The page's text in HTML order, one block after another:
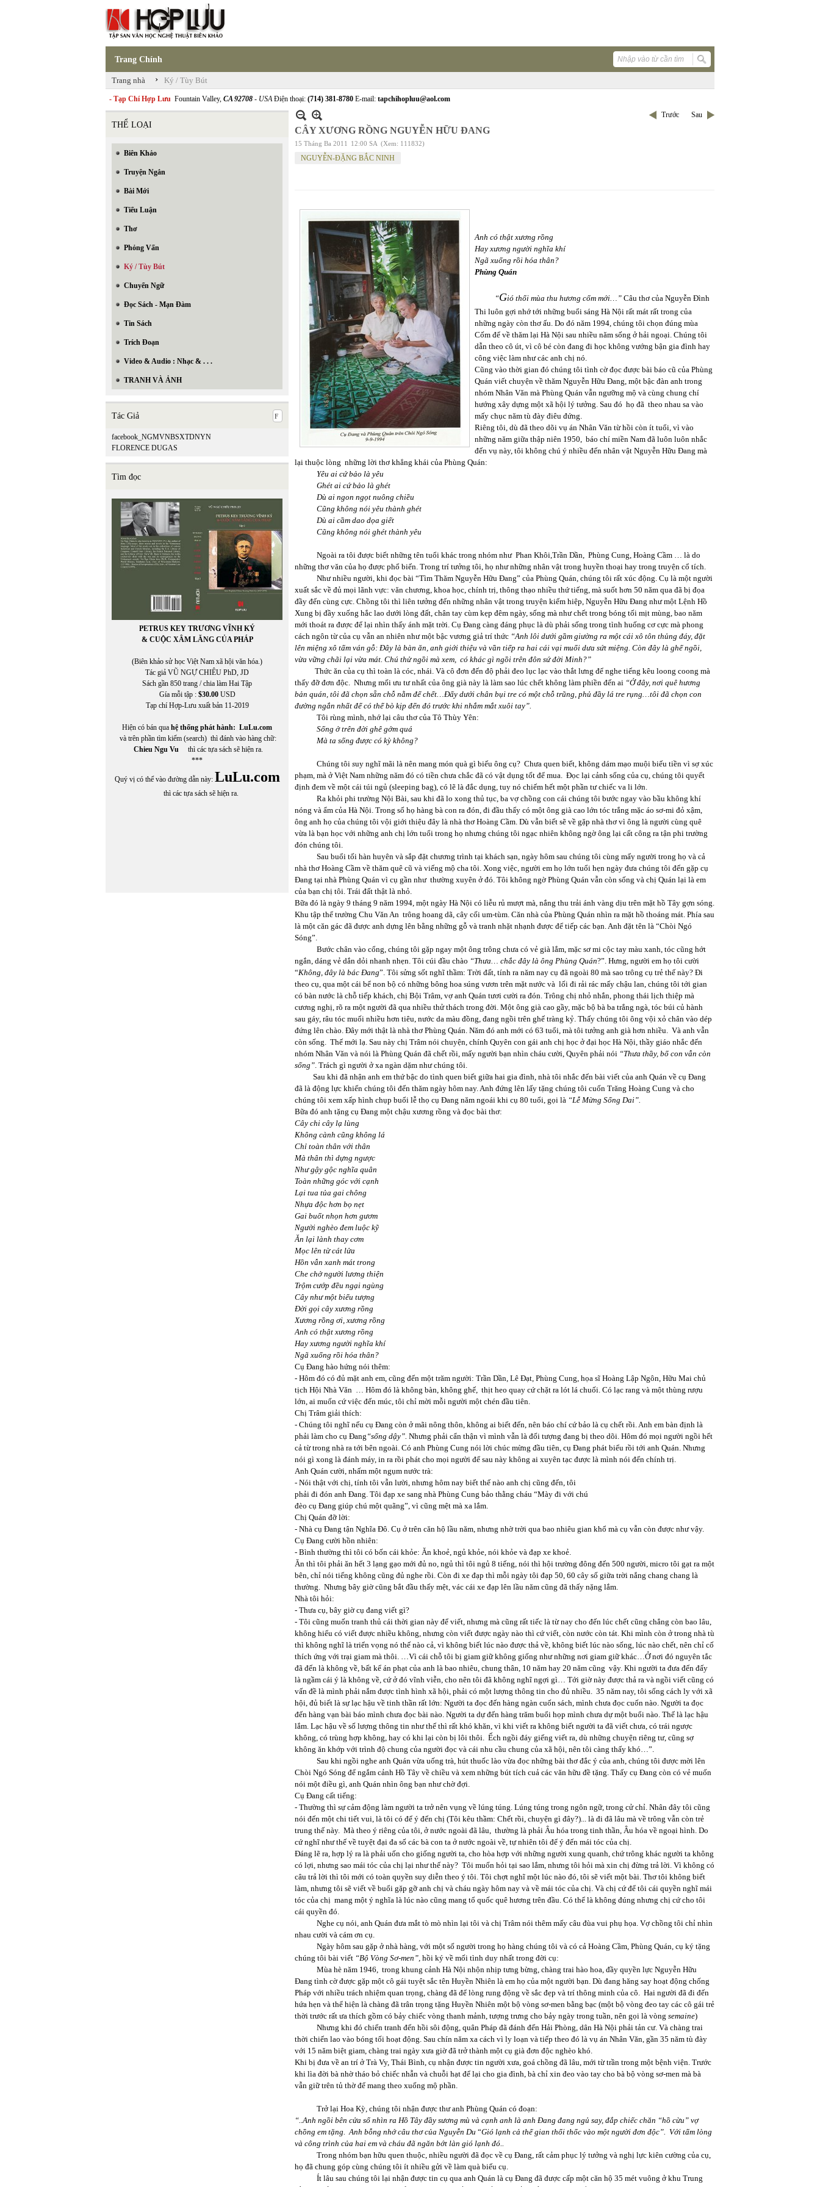
Trang Chính
Trang nhà › Ký / Tùy Bút
- Tạp Chí Hợp Lưu Fountain Valley, CA 92708 - USAĐiện thoại: (714) 381-8780 E-mail: tapchihopluu@aol.com
THỂ LOẠI
Biên Khảo
Truyện Ngắn
Bài Mới
Tiểu Luận
Thơ
Phỏng Vấn
Ký / Tùy Bút
Chuyển Ngữ
Đọc Sách - Mạn Đàm
Tin Sách
Trích Đoạn
Video & Audio : Nhạc & . . .
TRANH VÀ ẢNH
Tác Giả
facebook_NGMVNBSXTDNYN
FLORENCE DUGAS
Tìm đọc
PETRUS KEY TRƯƠNG VĨNH KÝ
& CUỘC XÂM LĂNG CỦA PHÁP
(Biên khảo sử học Việt Nam xã hội văn hóa.)
Tác giả VŨ NGỰ CHIÊU PhD, JD
Sách gần 850 trang / chia làm Hai Tập
Gía mỗi tập : $30.00USD
Tạp chí Hợp-Lưu xuất bản 11-2019
Hiện có bán qua hệ thống phát hành: LuLu.com
và trên phần tìm kiếm (search) thì đánh vào hàng chữ:
Chieu Ngu Vu thì các tựa sách sẽ hiện ra.
***
Quý vị có thể vào đường dẫn này: LuLu.com
thì các tựa sách sẽ hiện ra.
Trước Sau
CÂY XƯƠNG RỒNG NGUYỄN HỮU ĐANG
15 Tháng Ba 2011 12:00 SA (Xem: 111832)
NGUYỄN-ĐẶNG BẮC NINH
Anh có thật xương rồng
Hay xương người nghĩa khí
Ngã xuống rồi hóa thân?
Phùng Quán
“Gió thổi mùa thu hương cốm mới…” Câu thơ của Nguyễn Đình
Thi luôn gợi nhớ tới những buổi sáng Hà Nội rất mát rất trong của
những ngày còn thơ ấu. Do đó năm 1994, chúng tôi chọn đúng mùa
Cốm để về thăm lại Hà Nội sau nhiều năm sống ở hải ngoại. Chúng tôi
dẫn theo cô út, vì cô bé còn đang đi học không vướng bận gia đình hay
công việc làm như các anh chị nó.
Cũng vào thời gian đó chúng tôi tình cờ đọc được bài báo cũ của Phùng
Quán viết chuyện về thăm Nguyễn Hữu Đang, một bậc đàn anh trong
nhóm Nhân Văn mà Phùng Quán vẫn ngưỡng mộ và cùng chung chí
hướng xây dựng một xã hội lý tưởng. Sau đó họ đã theo nhau sa vào
mấy chục năm tù đày điêu đứng.
Riêng tôi, dù đã theo dõi vụ án Nhân Văn từ hồi còn ít tuổi, vì vào
những năm giữa thập niên 1950, báo chí miền Nam đã luôn luôn nhắc
đến vụ này, tôi không chú ý nhiều đến nhân vật Nguyễn Hữu Đang mà
lại thuộc lòng những lời thơ khẳng khái của Phùng Quán:
Yêu ai cứ bảo là yêu
Ghét ai cứ bảo là ghét
Dù ai ngon ngọt nuông chiều
Cũng không nói yêu thành ghét
Dù ai cầm dao dọa giết
Cũng không nói ghét thành yêu
Ngoài ra tôi được biết những tên tuổi khác trong nhóm như Phan Khôi,Trần Dần, Phùng Cung, Hoàng Cầm … là do
những thơ văn của họ được phổ biến. Trong trí tưởng tôi, họ như những nhân vật trong huyền thoại hay trong truyện cổ tích.
Như nhiều người, khi đọc bài “Tìm Thăm Nguyễn Hữu Đang” của Phùng Quán, chúng tôi rất xúc động. Cụ là một người
xuất sắc về đủ mọi lãnh vực: văn chương, khoa học, chính trị, thông thạo nhiều thứ tiếng, mà suốt hơn 50 năm qua đã bị đọa
đầy đến cùng cực. Chồng tôi thì liên tưởng đến những nhân vật trong truyện kiếm hiệp, Nguyễn Hữu Đang như một Lệnh Hồ
Xung bị đầy xuống hắc lao dưới lòng đất, chân tay cùm kẹp đêm ngày, sống mà như chết trong bóng tối mịt mùng, bao năm
mới thoát ra được để lại nhìn thấy ánh mặt trời. Cụ Đang càng đáng phục là dù phải sống trong tình huống cơ cực mà phong
cách ngôn từ của cụ vẫn an nhiên như một bậc vương giả trí thức “Anh lôi dưới gầm giường ra một cái xô tôn thủng đáy, đặt
lên miệng xô tấm ván gỗ: Đây là bàn ăn, anh giới thiệu và vần tiếp ra hai cái vại muối dưa sứt miệng. Còn đây là ghế ngồi,
vừa vững chãi lại vừa mát. Chú thử ngồi mà xem, có khác gì ngồi trên đôn sứ đời Minh?”
Thức ăn của cụ thì toàn là cóc, nhái. Và cô đơn đến độ phải đeo lục lạc vào thắt lưng để nghe tiếng kêu loong coong mà
thấy đỡ đơn độc. Nhưng mối ưu tư nhất của ông già này là làm sao lúc chết không làm phiền đến ai “Ở đây, nơi quê hương
bản quán, tôi đã chọn sẵn chỗ nằm để chết…Đấy dưới chân bụi tre có một chỗ trũng, phủ đầy lá tre rụng…tôi đã chọn con
đường ngắn nhất để có thể bò kịp đến đó trước khi nhắm mắt xuôi tay”.
Tôi rùng mình, nhớ lại câu thơ của Tô Thùy Yên:
Sống ở trên đời ghê gớm quá
Mà ta sống được có kỳ không?
Chúng tôi suy nghĩ mãi là nên mang món quà gì biếu ông cụ? Chưa quen biết, không dám mạo muội biếu tiền vì sợ xúc
phạm, mà ở Việt Nam những năm đó có tiền chưa chắc đã có vật dụng tốt để mua. Đọc lại cảnh sống của cụ, chúng tôi quyết
định đem về một cái túi ngủ (sleeping bag), có lẽ là đắc dụng, tuy nó chiếm hết một phần tư chiếc va li lớn.
Ra khỏi phi trường Nội Bài, sau khi đã lo xong thủ tục, ba vợ chồng con cái chúng tôi bước ngay vào bầu không khí
nóng và ẩm của Hà Nội. Trong số họ hàng bà con ra đón, đi đầu thấy có một ông già cao lớn tóc trắng mặc áo sơ-mi đỏ xậm,
ông anh họ của chúng tôi vội giới thiệu đây là nhà thơ Hoàng Cầm. Dù vẫn biết sẽ về gặp nhà thơ vì ông là người cùng quê
vừa là bạn học với những anh chị lớn tuổi trong họ nhưng chúng tôi ngạc nhiên không ngờ ông lại cất công ra tận phi trường
đón chúng tôi.
Sau buổi tối hàn huyên và sắp đặt chương trình tại khách sạn, ngày hôm sau chúng tôi cùng mấy người trong họ và cả
nhà thơ Hoàng Cầm về thăm quê cũ và viếng mộ cha tôi. Xong việc, người em họ lớn tuổi hẹn ngày đưa chúng tôi đến gặp cụ
Đang tại nhà Phùng Quán vì cụ gần như thường xuyên ở đó. Tôi không ngờ Phùng Quán vẫn còn sống và chị Quán lại là em
của bạn chị tôi. Trái đất thật là nhỏ.
Bữa đó là ngày 9 tháng 9 năm 1994, một ngày Hà Nội có liễu rủ mượt mà, nắng thu trải ánh vàng dịu trên mặt hồ Tây gợn sóng.
Khu tập thể trường Chu Văn An trông hoang dã, cây cối um-tùm. Căn nhà của Phùng Quán nhìn ra mặt hồ thoáng mát. Phía sau
là một căn gác đã được anh dựng lên bằng những gỗ và tranh nhặt nhạnh được để tiếp các bạn. Anh đặt tên là “Chòi Ngó
Sóng”.
Bước chân vào cổng, chúng tôi gặp ngay một ông trông chưa có vẻ già lắm, mặc sơ mi cộc tay màu xanh, tóc cũng hớt
ngắn, dáng vẻ dắn dỏi nhanh nhẹn. Tôi cúi đầu chào “Thưa… chắc đây là ông Phùng Quán?”. Hưng, người em họ tôi cười
“Không, đây là bác Đang”. Tôi sửng sốt nghĩ thầm: Trời đất, tính ra năm nay cụ đã ngoài 80 mà sao trông cụ trẻ thế này? Đi
theo cụ, qua một cái bể non bộ có những bông hoa súng vươn trên mặt nước và lối đi rải rác mấy chậu lan, chúng tôi tới gian
có bàn nước là chỗ tiếp khách, chị Bội Trâm, vợ anh Quán tươi cười ra đón. Trông chị nhỏ nhắn, phong thái lịch thiệp mà
cương nghị, rõ ra một người đã qua nhiều thử thách trong đời. Một ông già cao gầy, mặc bộ bà ba trắng ngà, tóc búi củ hành
sau gáy, râu tóc muối nhiều hơn tiêu, nước da màu đồng, đang ngồi trên ghế tràng kỷ. Thấy chúng tôi ông vội xỏ chân vào dép
đứng lên chào. Đây mới thật là nhà thơ Phùng Quán. Năm đó anh mới có 63 tuổi, mà tôi tưởng anh già hơn nhiều. Và anh vẫn
còn sống. Thế mới lạ. Sau này chị Trâm nói chuyện, chính Quyên con gái anh chị học ở đại học Hà Nội, thầy giáo nhắc đến
nhóm Nhân Văn và nói là Phùng Quán đã chết rồi, mấy người bạn nhìn cháu cười, Quyên phải nói “Thưa thầy, bố con vẫn còn
sống”. Trách gì người ở xa ngàn dặm như chúng tôi.
Sau khi đã nhận anh em thứ bậc do tình quen biết giữa hai gia đình, nhà tôi nhắc đến bài viết của anh Quán về cụ Đang
đã là động lực khiến chúng tôi đến thăm ngày hôm nay. Anh đứng lên lấy tặng chúng tôi cuốn Trăng Hoàng Cung và cho
chúng tôi xem xấp hình chụp buổi lễ thọ cụ Đang năm ngoái khi cụ 80 tuổi, gọi là “Lễ Mừng Sống Dai”.
Bữa đó anh tặng cụ Đang một chậu xương rồng và đọc bài thơ:
Cây chi cây lạ lùng
Không cành cũng không lá
Chỉ toàn thân với thân
Mà thân thì dựng ngược
Như gậy gộc nghĩa quân
Toàn những góc với cạnh
Lại tua tủa gai chông
Nhựa độc hơn bọ nẹt
Gai buốt nhọn hơn gươm
Người nghèo đem luộc kỹ
Ăn lại lành thay cơm
Mọc lên từ cát lửa
Hồn vẫn xanh mát trong
Che chở người lương thiện
Trộm cướp đều ngại ngùng
Cây như một biểu tượng
Đời gọi cây xương rồng
Xương rồng ơi, xương rồng
Anh có thật xương rồng
Hay xương người nghĩa khí
Ngã xuống rồi hóa thân?
Cụ Đang hào hứng nói thêm:
- Hôm đó có đủ mặt anh em, cũng đến một trăm người: Trần Dần, Lê Đạt, Phùng Cung, họa sĩ Hoàng Lập Ngôn, Hữu Mai chủ
tịch Hội Nhà Văn … Hôm đó là không bàn, không ghế, thịt heo quay cứ chặt ra lót lá chuối. Có lạc rang và một thùng rượu
lớn, ai muốn cứ việc đến múc, tôi chỉ mời mỗi người một chén đầu tiên.
Chị Trâm giải thích:
- Chúng tôi nghĩ nếu cụ Đang còn ở mãi nông thôn, không ai biết đến, nên báo chí cứ bảo là cụ chết rồi. Anh em bàn định là
phải làm cho cụ Đang “sống dậy”. Nhưng phải cẩn thận vì mình vẫn là đối tượng đang bị theo dõi. Hôm đó mọi người ngồi hết
cả từ trong nhà ra tới bên ngoài. Có anh Phùng Cung nói lời chúc mừng đầu tiên, cụ Đang phát biểu rồi tới anh Quán. Nhưng
nói gì xong là đánh máy, in ra rồi phát cho mọi người để sau này không ai xuyên tạc được là mình nói đến chính trị.
Anh Quán cười, nhấm một ngụm nước trà:
- Nói thật với chị, tính tôi vẫn lười, nhưng hôm nay biết thế nào anh chị cũng đến, tôi
phải đi đón anh Đang. Tôi đạp xe sang nhà Phùng Cung bảo thằng cháu “Mày đi với chú
đèo cụ Đang giúp chú một quãng”, vì cũng mệt mà xa lắm.
Chị Quán đỡ lời:
- Nhà cụ Đang tận Nghĩa Đô. Cụ ở trên căn hộ lầu năm, nhưng nhờ trời qua bao nhiêu gian khổ mà cụ vẫn còn được như vậy.
Cụ Đang cười hồn nhiên:
- Bình thường thì tôi có bốn cái khỏe: Ăn khoẻ, ngủ khỏe, nói khỏe và đạp xe khoẻ.
Ăn thì tôi phải ăn hết 3 lạng gạo mới đủ no, ngủ thì tôi ngủ 8 tiếng, nói thì hội trường đông đến 500 người, micro tôi gạt ra một
bên, chỉ nói tiếng không cũng đủ nghe rồi. Còn đi xe đạp thì mỗi ngày tôi đạp 50, 60 cây số giữa trời nắng chang chang là
thường. Nhưng bây giờ cũng bắt đầu thấy mệt, vác cái xe đạp lên lầu năm cũng đã thấy nặng lắm.
Nhà tôi hỏi:
- Thưa cụ, bây giờ cụ đang viết gì?
- Tôi cũng muốn tranh thủ cái thời gian này để viết, nhưng mà cũng rất tiếc là từ nay cho đến lúc chết cũng chẳng còn bao lâu,
không hiểu có viết được nhiều không, nhưng còn viết được ngày nào thì cứ viết, còn nước còn tát. Khi mình còn ở trong nhà tù
thì không nghĩ là triển vọng nó thế nào cả, vì không biết lúc nào được thả về, không biết lúc nào sống, lúc nào chết, nên chỉ cố
thích ứng với trại giam mà thôi. …Vì cái chỗ tôi bị giam giữ không giống như những nơi giam giữ khác…Ở nơi đó nguyên tắc
đã đến là không về, bất kể án phạt của anh là bao nhiêu, chung thân, 10 năm hay 20 năm cũng vậy. Khi người ta đưa đến đấy
là ngầm cái ý là không về, cứ ở đó vĩnh viễn, cho nên tôi đã không nghĩ ngợi gì… Tới giờ này được thả ra và ngồi viết cũng có
vấn đề là mình phải nắm được tình hình xã hội, phải có một lượng thông tin cho đủ nhiều. 35 năm nay, tôi sống cách ly với xã
hội, đủ biết là sự lạc hậu về tinh thần rất lớn: Người ta đọc đến hàng ngàn cuốn sách, mình chưa đọc cuốn nào. Người ta đọc
đến hàng vạn bài báo mình chưa đọc bài nào. Người ta dự đến hàng trăm buổi họp mình chưa dự một buổi nào. Thế là lạc hậu
lắm. Lạc hậu về số lượng thông tin như thế thì rất khó khăn, vì khi viết ra không biết người ta đã viết chưa, có trái ngược
không, có trùng hợp không, hay có khi lại còn bị lôi thôi. Ếch ngồi đáy giếng viết ra, dù những chuyện riêng tư, cũng sợ
không ăn khớp với trình độ chung của người đọc và cái nhu cầu chung của xã hội, nên tôi càng thấy khó…”.
Sau khi ngồi nghe anh Quán vừa uống trà, hút thuốc lào vừa đọc những bài thơ đắc ý của anh, chúng tôi được mời lên
Chòi Ngó Sóng để ngắm cảnh Hồ Tây về chiều và xem những bút tích cuả các văn hữu đề tặng. Thấy cụ Đang còn có vẻ muốn
nói một điều gì, anh Quán nhìn ông bạn như chờ đợi.
Cụ Đang cất tiếng:
- Thường thì sự cảm động làm người ta trở nên vụng về lúng túng. Lúng túng trong ngôn ngữ, trong cử chỉ. Nhân đây tôi cũng
nói đến một chi tiết vui, là tôi có để ý đến chị (Tôi kêu thầm: Chết rồi, chuyện gì đây?)... là đi đã lâu mà về trông vẫn còn trẻ
trung thế này. Mà theo ý riêng của tôi, ở nước ngoài đã lâu, thường là phải Âu hóa trong tinh thần, Âu hóa về ngoại hình. Do
cứ nghĩ như thế về tuyệt đại đa số các bà con ta ở nước ngoài về, tự nhiên tôi để ý đến mái tóc của chị.
Đáng lẽ ra, hợp lý ra là phải uốn cho giống người ta, cho hòa hợp với những người xung quanh, chứ trông khác người ta không
có lợi, nhưng sao mái tóc của chị lại như thế này? Tôi muốn hỏi tại sao lắm, nhưng tôi hỏi mà xin chị đừng trả lời. Vì không có
câu trả lời thì tôi mới có toàn quyền suy diễn theo ý tôi. Tôi chợt nghĩ một lúc nào đó, tôi sẽ viết một bài. Thơ tôi không biết
làm, nhưng tôi sẽ viết về buổi gặp gỡ anh chị và cháu ngày hôm nay và về mái tóc của chị. Và chị cứ để tôi cái quyền nghĩ mái
tóc của chị mang một ý nghĩa là lúc nào cũng mang tổ quốc quê hương trên đầu. Có thể là không đúng nhưng chị cứ cho tôi
cái quyền đó.
Nghe cụ nói, anh Quán đưa mắt tò mò nhìn lại tôi và chị Trâm nói thêm mấy câu đùa vui phụ họa. Vợ chồng tôi chỉ nhìn
nhau cười và cám ơn cụ.
Ngày hôm sau gặp ở nhà hàng, với một số người trong họ hàng chúng tôi và có cả Hoàng Cầm, Phùng Quán, cụ ký tặng
chúng tôi bài viết “Bộ Vòng Sơ-men”, hồi ký về mối tình duy nhất trong đời cụ:
Mùa hè năm 1946, trong khung cảnh Hà Nội nhộn nhịp tưng bừng, chàng trai hào hoa, đầy quyền lực Nguyễn Hữu
Đang tình cờ được gặp một cô gái tuyệt sắc tên Huyền Nhiên là em họ của một người bạn. Dù đang hăng say hoạt động chống
Pháp với nhiều trách nhiệm quan trọng, chàng đã để lòng rung động về sắc đẹp và trí thông minh của cô. Hai người đã đi đến
hứa hẹn và thể hiện là chàng đã trân trọng tặng Huyền Nhiên một bộ vòng sơ-men bằng bạc (một bộ vòng đeo tay các cô gái trẻ
thời trước rất ưa thích gồm có bảy chiếc vòng thanh mảnh, tượng trưng cho bảy ngày trong tuần, nên gọi là vòng semaine)
Nhưng khi đó chiến tranh đến hồi sôi động, quân Pháp đã đánh đến Hải Phòng, dân Hà Nội phải tản cư. Và chàng trai
thời chiến lao vào bóng tối hoạt động. Sau chín năm xa cách vì ly loạn và tiếp theo đó là vụ án Nhân Văn, gần 35 năm tù đày
với 15 năm biệt giam, chàng trai ngày xưa giờ đã trở thành một cụ già đơn độc nghèo khó.
Khi bị đưa về an trí ở Trà Vy, Thái Bình, cụ nhận được tin người xưa, goá chồng đã lâu, mới từ trần trong một bệnh viện. Trước
khi lìa đời bà nhờ tháo bỏ chiếc nhẫn và chuỗi hạt để lại cho gia đình, bà chỉ xin đeo vào tay cho bà bộ vòng sơ-men mà bà
vẫn giữ trên tủ thờ để mang theo xuống mộ phần.
Trở lại Hoa Kỳ, chúng tôi nhận được thư anh Phùng Quán có đoạn:
“..Anh ngồi bên cửa sổ nhìn ra Hồ Tây đầy sương mù và cạnh anh là anh Đang đang ngủ say, đắp chiếc chăn “hồ cừu” vợ
chồng em tặng. Anh bỗng nhớ câu thơ của Nguyễn Du “Gió lạnh cả thế gian thổi thốc vào một người đơn độc”. Với tấm lòng
và công trình của hai em và cháu đã ngăn bớt làn gió lạnh đó..
Trong nhóm bạn hữu quen thuộc, nhiều người đã đọc về cụ Đang, rất cảm phục lý tưởng và nghị lực kiên cường của cụ,
họ đã chung góp cùng chúng tôi ít nhiều gửi về làm quà biếu cụ.
Ít lâu sau chúng tôi lại nhận được tin cụ qua anh Quán là cụ Đang đã được cấp một căn hộ 35 mét vuông ở khu Trung